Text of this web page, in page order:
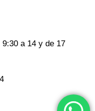
a 14 y de 17